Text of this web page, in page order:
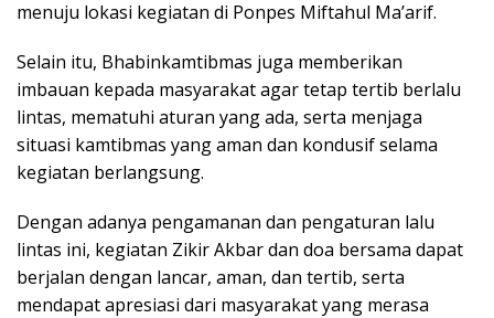
menuju lokasi kegiatan di Ponpes Miftahul Ma’arif.
Selain itu, Bhabinkamtibmas juga memberikan
imbauan kepada masyarakat agar tetap tertib berlalu
lintas, mematuhi aturan yang ada, serta menjaga
situasi kamtibmas yang aman dan kondusif selama
kegiatan berlangsung.
Dengan adanya pengamanan dan pengaturan lalu
lintas ini, kegiatan Zikir Akbar dan doa bersama dapat
berjalan dengan lancar, aman, dan tertib, serta
mendapat apresiasi dari masyarakat yang merasa